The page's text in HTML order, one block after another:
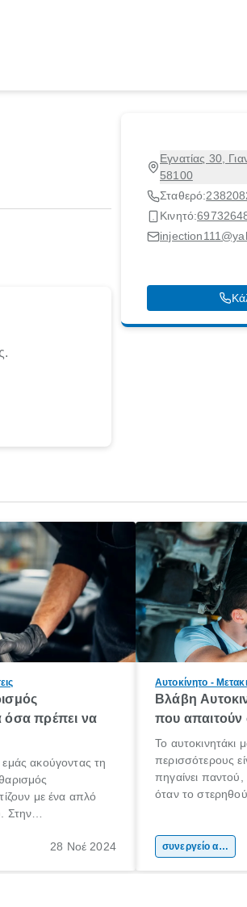
Εγνατίας 30,
58100
Σταθερό:
Κινητό:
όσα πρέπει να
ακούγοντας τη
με ένα απλό
Στην
αυτοκινήτου, είναι
28 Νοέ 2024
Αυτοκίνητο -
Βλάβη
που απαιτούν
Το αυτοκινητάκι
περισσότερους
πηγαίνει
όταν το
που αν
δε τη θεωρούμε
συνεργείο αυτοκινήτου